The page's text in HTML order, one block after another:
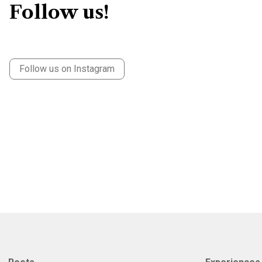
Follow us!
Follow us on Instagram